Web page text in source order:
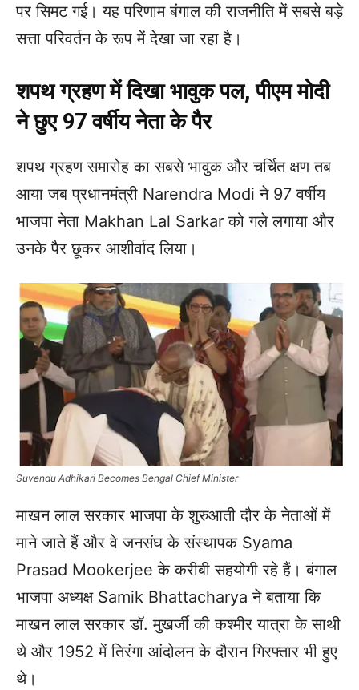
पर सिमट गई। यह परिणाम बंगाल की राजनीति में सबसे बड़े
सत्ता परिवर्तन के रूप में देखा जा रहा है।
शपथ ग्रहण में दिखा भावुक पल, पीएम मोदी
ने छुए 97 वर्षीय नेता के पैर
शपथ ग्रहण समारोह का सबसे भावुक और चर्चित क्षण तब
आया जब प्रधानमंत्री Narendra Modi ने 97 वर्षीय
भाजपा नेता Makhan Lal Sarkar को गले लगाया और
उनके पैर छूकर आशीर्वाद लिया।
Suvendu Adhikari Becomes Bengal Chief Minister
माखन लाल सरकार भाजपा के शुरुआती दौर के नेताओं में
माने जाते हैं और वे जनसंघ के संस्थापक Syama
Prasad Mookerjee के करीबी सहयोगी रहे हैं। बंगाल
भाजपा अध्यक्ष Samik Bhattacharya ने बताया कि
माखन लाल सरकार डॉ. मुखर्जी की कश्मीर यात्रा के साथी
थे और 1952 में तिरंगा आंदोलन के दौरान गिरफ्तार भी हुए
थे।